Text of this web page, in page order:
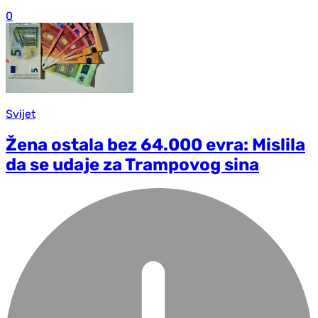
0
Svijet
Žena ostala bez 64.000 evra: Mislila
da se udaje za Trampovog sina